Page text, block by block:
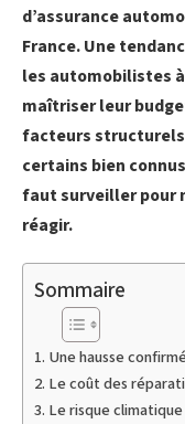
d’assurance
France. Une
les automobilistes
maîtriser leur
facteurs
certains bien
faut surveiller pour
réagir.
Sommaire
Une hausse
Le coût des
Le risque